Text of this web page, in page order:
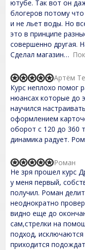
e
d
5
,
0
o
u
o
f
5
ютубе. Так вот он
блогеров потому
и не льет воды. Но
это в принципе
совершенно другая.
Сделал магазин
R
a
t
d
5
,
0
o
t
o
f
5
Курс неплохо помог
нюансах которые до
научился
оформлением
оборот с 120 до 360
динамика радует.
Артём
R
a
t
e
d
5
,
0
o
u
t
Не зря прошел курс
у меня первый,
получил. Роман
неоднократно
видно еще до
сам,стрелки на
подход, исключаются
приходится
Роман